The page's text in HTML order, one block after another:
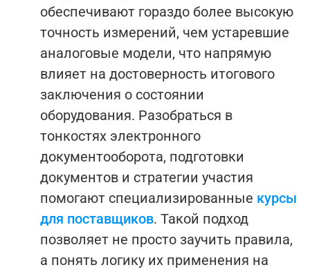
обеспечивают гораздо более высокую
точность измерений, чем устаревшие
аналоговые модели, что напрямую
влияет на достоверность итогового
заключения о состоянии
оборудования. Разобраться в
тонкостях электронного
документооборота, подготовки
документов и стратегии участия
помогают специализированные курсы
для поставщиков. Такой подход
позволяет не просто заучить правила,
а понять логику их применения на